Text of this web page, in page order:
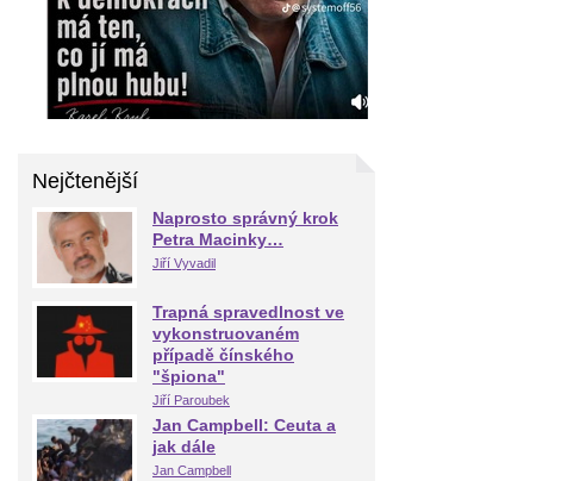
Nejčtenější
Naprosto správný krok
Petra Macinky…
Jiří Vyvadil
Trapná spravedlnost ve
vykonstruovaném
případě čínského
"špiona"
Jiří Paroubek
Jan Campbell: Ceuta a
jak dále
Jan Campbell